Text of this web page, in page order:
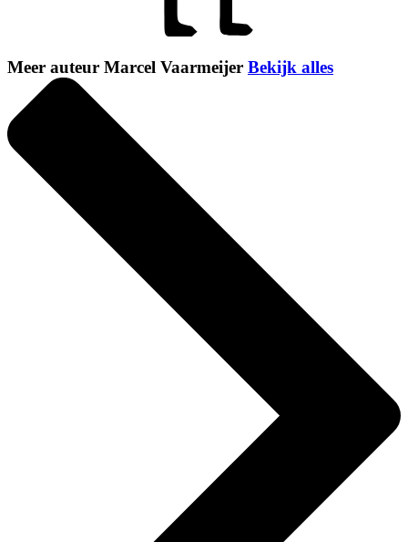
Meer auteur Marcel Vaarmeijer Bekijk alles